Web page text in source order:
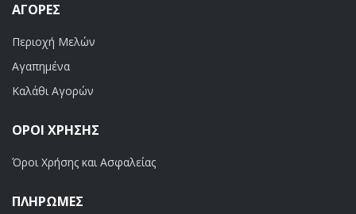
ΑΓΟΡΈΣ
Περιοχή Μελών
Αγαπημένα
Καλάθι Αγορών
ΟΡΟΙ ΧΡΗΣΗΣ
Όροι Χρήσης και Ασφαλείας
ΠΛΗΡΩΜΕΣ